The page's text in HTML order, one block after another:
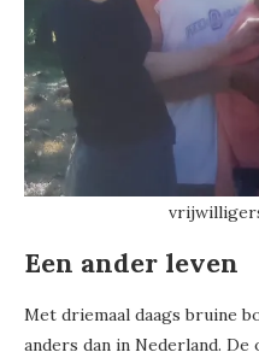
Een ander leven
Met driemaal daags bruine
anders dan in Nederland.